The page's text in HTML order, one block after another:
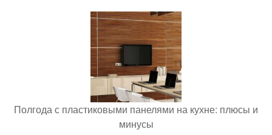
Полгода с пластиковыми панелями на кухне: плюсы и
минусы